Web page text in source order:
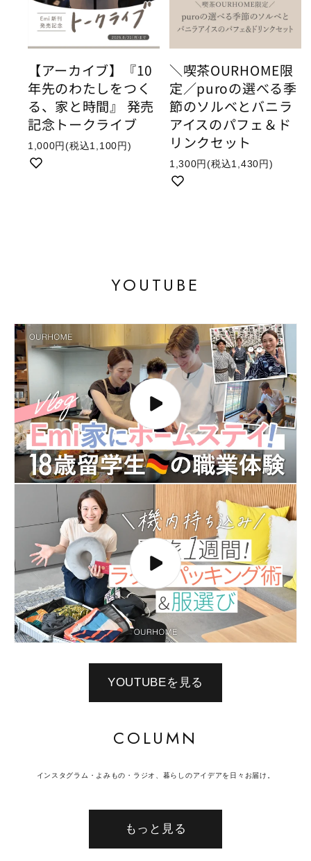
【アーカイブ】『10
年先のわたしをつく
る、家と時間』 発売
記念トークライブ
1,000円(税込1,100円)
＼喫茶OURHOME限
定／puroの選べる季
節のソルベとバニラ
アイスのパフェ＆ド
リンクセット
1,300円(税込1,430円)
YOUTUBE
YOUTUBEを見る
COLUMN
インスタグラム・よみもの・ラジオ、暮らしのアイデアを日々お届け。
もっと見る